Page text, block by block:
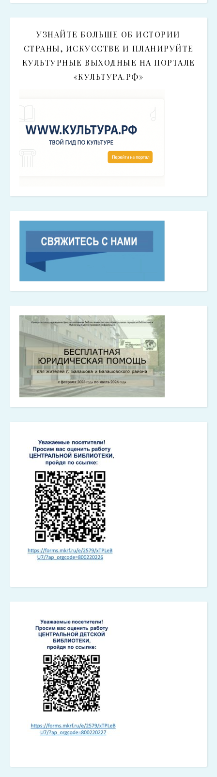
УЗНАЙТЕ БОЛЬШЕ ОБ ИСТОРИИ
СТРАНЫ, ИСКУССТВЕ И ПЛАНИРУЙТЕ
КУЛЬТУРНЫЕ ВЫХОДНЫЕ НА ПОРТАЛЕ
«КУЛЬТУРА.РФ»